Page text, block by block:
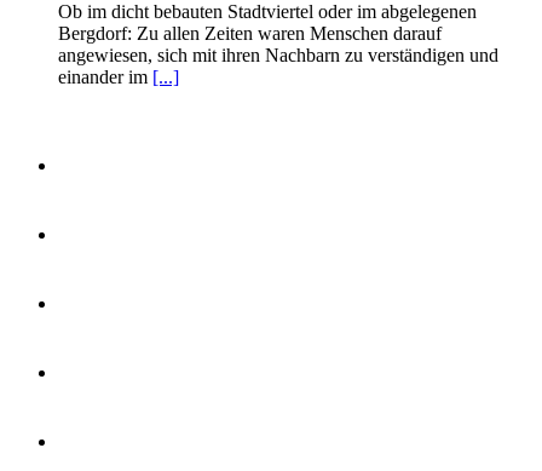
Ob im dicht bebauten Stadtviertel oder im abgelegenen
Bergdorf: Zu allen Zeiten waren Menschen darauf
angewiesen, sich mit ihren Nachbarn zu verständigen und
einander im [...]